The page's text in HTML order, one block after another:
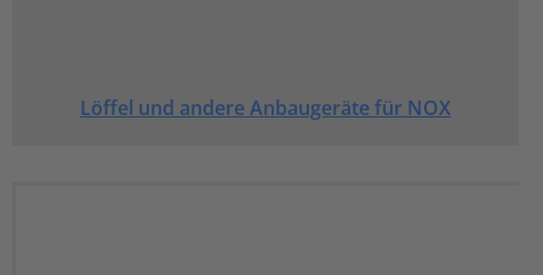
Löffel und andere Anbaugeräte für NOX